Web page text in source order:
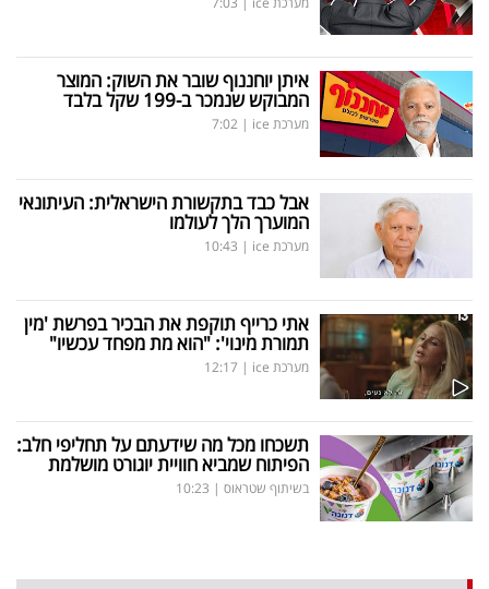
איתן יוחננוף שובר את השוק: המוצר
המבוקש שנמכר ב-199 שקל בלבד
מערכת ice |
7:02
אבל כבד בתקשורת הישראלית: העיתונאי
המוערך הלך לעולמו
מערכת ice |
10:43
אתי כרייף תוקפת את הבכיר בפרשת 'מין
תמורת מינוי': "הוא מת מפחד עכשיו"
מערכת ice |
12:17
תשכחו מכל מה שידעתם על תחליפי חלב:
הפיתוח שמביא חוויית יוגורט מושלמת
בשיתוף שטראוס |
10:23